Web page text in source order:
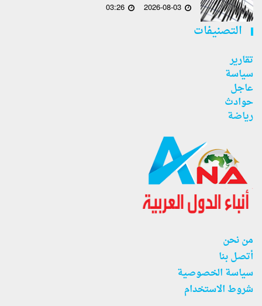
2026-08-03
03:26
التصنيفات
تقارير
سياسة
عاجل
حوادث
رياضة
من نحن
أتصل بنا
سياسة الخصوصية
شروط الاستخدام